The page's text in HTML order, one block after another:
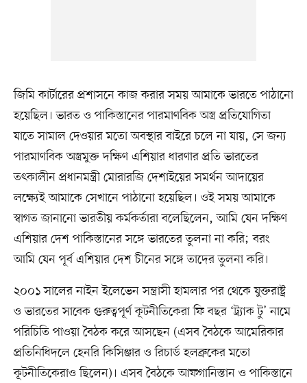
জিমি কার্টারের প্রশাসনে কাজ করার সময় আমাকে ভারতে পাঠানো
হয়েছিল। ভারত ও পাকিস্তানের পারমাণবিক অস্ত্র প্রতিযোগিতা
যাতে সামাল দেওয়ার মতো অবস্থার বাইরে চলে না যায়, সে জন্য
পারমাণবিক অস্ত্রমুক্ত দক্ষিণ এশিয়ার ধারণার প্রতি ভারতের
তৎকালীন প্রধানমন্ত্রী মোরারজি দেশাইয়ের সমর্থন আদায়ের
লক্ষ্যেই আমাকে সেখানে পাঠানো হয়েছিল। ওই সময় আমাকে
স্বাগত জানানো ভারতীয় কর্মকর্তারা বলেছিলেন, আমি যেন দক্ষিণ
এশিয়ার দেশ পাকিস্তানের সঙ্গে ভারতের তুলনা না করি; বরং
আমি যেন পূর্ব এশিয়ার দেশ চীনের সঙ্গে তাদের তুলনা করি।
২০০১ সালের নাইন ইলেভেন সন্ত্রাসী হামলার পর থেকে যুক্তরাষ্ট্র
ও ভারতের সাবেক গুরুত্বপূর্ণ কূটনীতিকেরা ফি বছর ‘ট্র্যাক টু’ নামে
পরিচিতি পাওয়া বৈঠক করে আসছেন (এসব বৈঠকে আমেরিকার
প্রতিনিধিদলে হেনরি কিসিঞ্জার ও রিচার্ড হলব্রুকের মতো
কূটনীতিকেরাও ছিলেন)। এসব বৈঠকে আফগানিস্তান ও পাকিস্তানে